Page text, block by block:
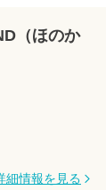
（ほのか
細情報を見る